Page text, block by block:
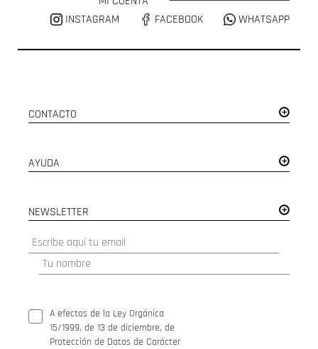
INSTAGRAM
FACEBOOK WHATSAPP
CONTACTO
AYUDA
NEWSLETTER
A efectos de la Ley Orgánica
15/1999, de 13 de diciembre, de
Protección de Datos de Carácter